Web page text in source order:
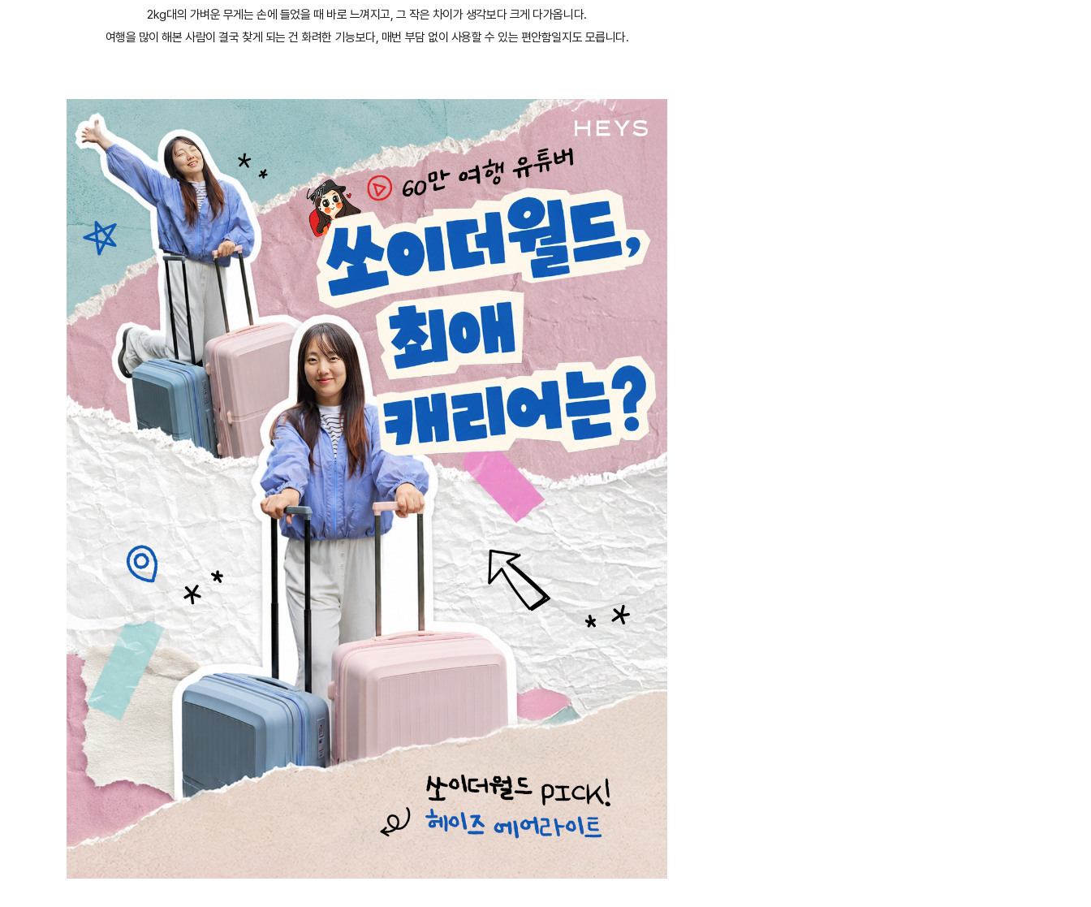
2kg대의 가벼운 무게는 손에 들었을 때 바로 느껴지고, 그 작은 차이가 생각보다 크게 다가옵니다.
여행을 많이 해본 사람이 결국 찾게 되는 건 화려한 기능보다, 매번 부담 없이 사용할 수 있는 편안함일지도 모릅니다.